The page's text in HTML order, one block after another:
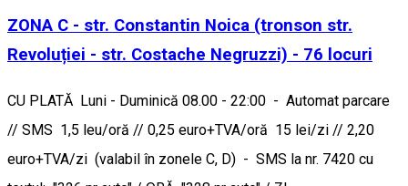
ZONA C - str. Constantin Noica (tronson str.
Revoluției - str. Costache Negruzzi) - 76 locuri
CU PLATĂ Luni - Duminică 08.00 - 22:00 - Automat parcare
// SMS 1,5 leu/oră // 0,25 euro+TVA/oră 15 lei/zi // 2,20
euro+TVA/zi (valabil în zonele C, D) - SMS la nr. 7420 cu